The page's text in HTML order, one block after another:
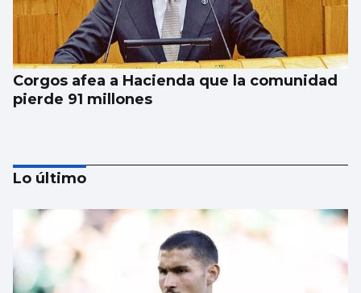
Corgos afea a Hacienda que la comunidad
pierde 91 millones
Lo último